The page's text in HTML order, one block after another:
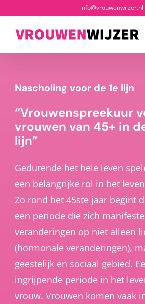
inhoud
info@vrouwenwijzer.nl
Nascholing voor de 1e lijn
“Vrouwenspreekuur
vrouwen van 45+ in
lijn”
Gedurende het hele leven
een belangrijke rol in het
Zo rond het 45ste jaar begint
een periode die zich
veranderingen op niet alleen
(hormonale veranderingen),
geestelijk en sociaal gebied.
ingrijpende periode in het
vrouw. Vrouwen komen vaak